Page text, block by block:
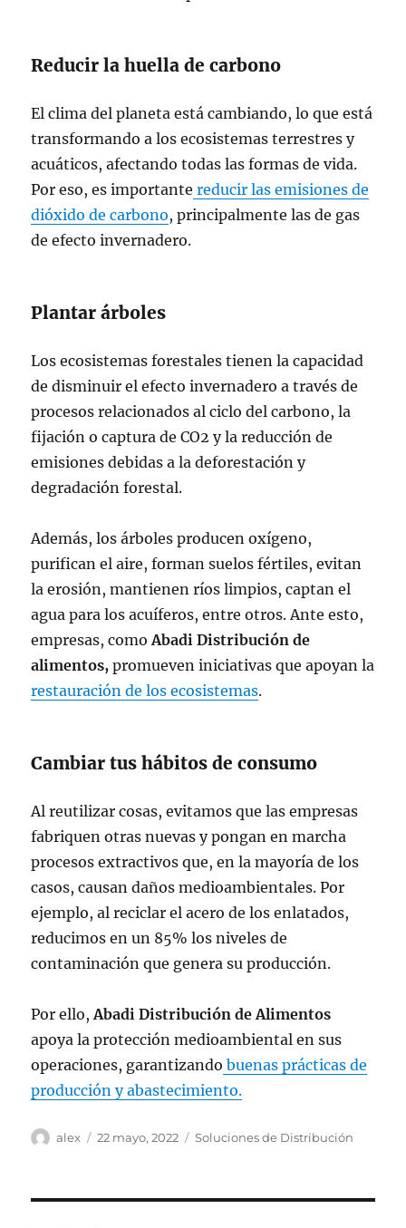
Reducir la huella de carbono
El clima del planeta está cambiando, lo que está
transformando a los ecosistemas terrestres y
acuáticos, afectando todas las formas de vida.
Por eso, es importante reducir las emisiones de
dióxido de carbono, principalmente las de gas
de efecto invernadero.
Plantar árboles
Los ecosistemas forestales tienen la capacidad
de disminuir el efecto invernadero a través de
procesos relacionados al ciclo del carbono, la
fijación o captura de CO2 y la reducción de
emisiones debidas a la deforestación y
degradación forestal.
Además, los árboles producen oxígeno,
purifican el aire, forman suelos fértiles, evitan
la erosión, mantienen ríos limpios, captan el
agua para los acuíferos, entre otros. Ante esto,
empresas, comoAbadi Distribución de
alimentos, promueven iniciativas que apoyan la
restauración de los ecosistemas.
Cambiar tus hábitos de consumo
Al reutilizar cosas, evitamos que las empresas
fabriquen otras nuevas y pongan en marcha
procesos extractivos que, en la mayoría de los
casos, causan daños medioambientales. Por
ejemplo, al reciclar el acero de los enlatados,
reducimos en un 85% los niveles de
contaminación que genera su producción.
Por ello,Abadi Distribución de Alimentos
apoya la protección medioambiental en sus
operaciones, garantizando buenas prácticas de
producción y abastecimiento.
Autor
alex
Publicado
22 mayo, 2022 Categorías
Soluciones de Distribución